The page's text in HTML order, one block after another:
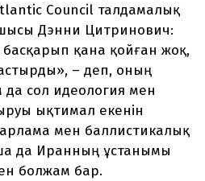
Council талдамалық
Дэнни Цитринович:
қана қойған жоқ,
– деп, оның
сол идеология мен
ықтимал екенін
мен баллистикалық
да Иранның ұстанымы
болжам бар.